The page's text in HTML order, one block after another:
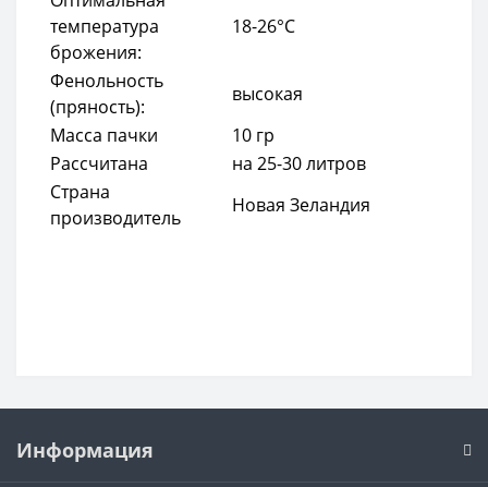
температура
брожения:
18-26°C
Фенольность
(пряность):
высокая
Масса пачки
10 гр
Рассчитана
на 25-30 литров
Страна
производитель
Новая Зеландия
Информация